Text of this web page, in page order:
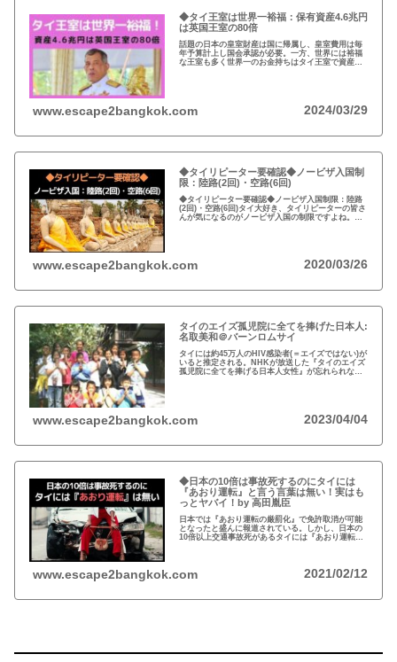
◆タイ王室は世界一裕福：保有資産4.6兆円
は英国王室の80倍
話題の日本の皇室財産は国に帰属し、皇室費用は毎
年予算計上し国会承認が必要。一方、世界には裕福
な王室も多く世界一のお金持ちはタイ王室で資産は
www.escape2bangkok.com 2024/03/29
◆タイリピーター要確認◆ノービザ入国制
限：陸路(2回)・空路(6回)
◆タイリピーター要確認◆ノービザ入国制限：陸路
(2回)・空路(6回)タイ大好き、タイリピーターの皆さ
んが気になるのがノービザ入国の制限ですよね。近
www.escape2bangkok.com 2020/03/26
タイのエイズ孤児院に全てを捧げた日本人:
名取美和＠バーンロムサイ
タイには約45万人のHIV感染者(＝エイズではない)が
いると推定される。NHKが放送した『タイのエイズ
孤児院に全てを捧げる日本人女性』が忘れられな
www.escape2bangkok.com 2023/04/04
◆日本の10倍は事故死するのにタイには
『あおり運転』と言う言葉は無い！実はも
っとヤバイ！by 高田胤臣
日本では『あおり運転の厳罰化』で免許取消が可能
となったと盛んに報道されている。しかし、日本の
10倍以上交通事故死があるタイには『あおり運転』
www.escape2bangkok.com 2021/02/12